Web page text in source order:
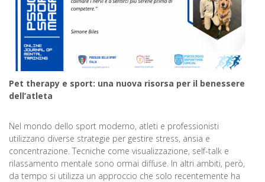
Pet therapy e sport: una nuova risorsa per il benessere
dell’atleta
Nel mondo dello sport moderno, atleti e professionisti
utilizzano diverse strategie per gestire stress, ansia e
concentrazione. Tecniche come visualizzazione, self-talk e
rilassamento mentale sono ormai diffuse. In altri ambiti, però,
da tempo si utilizza un approccio che solo recentemente ha